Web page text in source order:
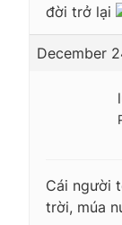
đời trở lại
December
Cái người
trời, múa